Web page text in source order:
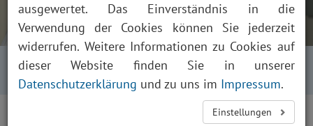
Startseite Über uns
Aktuelles
Presse und News
Aktuelles Detailansicht
ausgewertet. Das Einverständnis in die
Verwendung der Cookies können Sie jederzeit
widerrufen. Weitere Informationen zu Cookies auf
dieser Website finden Sie in unserer
Datenschutzerklärung und zu uns im Impressum.
Einstellungen